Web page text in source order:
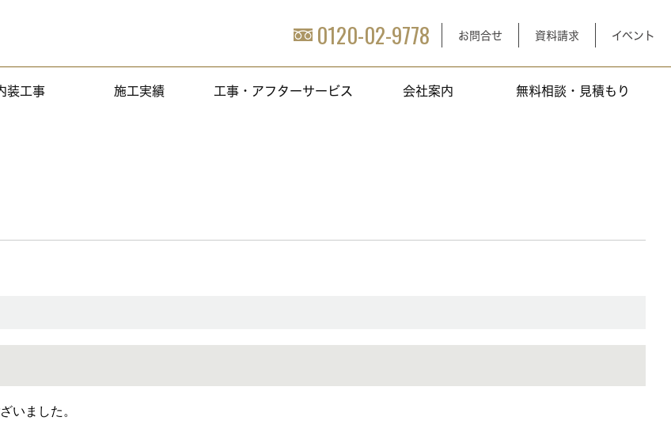
0120-02-9778 お問合せ 資料請求 イベント
装工事 施工実績 工事・アフターサービス 会社案内 無料相談・見積もり
いました。